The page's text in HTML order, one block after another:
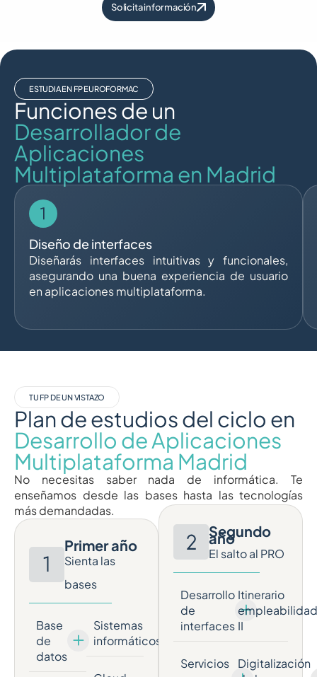
Solicita información
ESTUDIA EN FP EUROFORMAC
Funciones de un
Desarrollador de
Aplicaciones
Multiplataforma en Madrid
Diseño de interfaces
Diseñarás interfaces intuitivas y funcionales,
asegurando una buena experiencia de usuario
en aplicaciones multiplataforma.
TU FP DE UN VISTAZO
Plan de estudios del ciclo en
Desarrollo de Aplicaciones
Multiplataforma Madrid
No necesitas saber nada de informática. Te
enseñamos desde las bases hasta las tecnologías
más demandadas.
Primer año
Sienta las
bases
Base
de
datos
Sistemas
informáticos
Segundo
año
El salto al PRO
Desarrollo
de
interfaces
Servicios
Itinerario
empleabilidad
II
Digitalización